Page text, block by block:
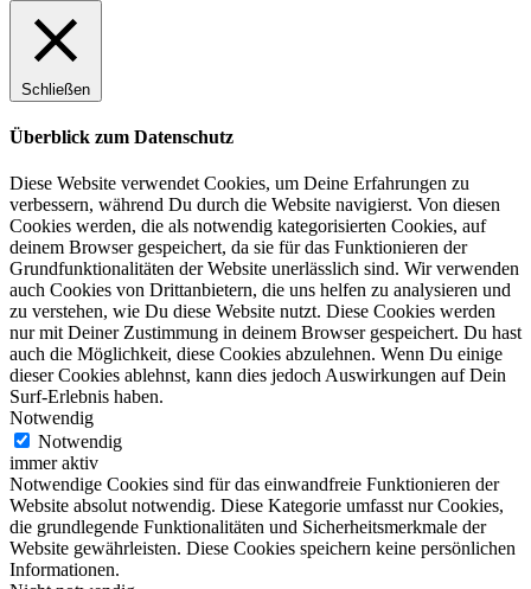
Schließen
Überblick zum Datenschutz
Diese Website verwendet Cookies, um Deine Erfahrungen zu
verbessern, während Du durch die Website navigierst. Von diesen
Cookies werden, die als notwendig kategorisierten Cookies, auf
deinem Browser gespeichert, da sie für das Funktionieren der
Grundfunktionalitäten der Website unerlässlich sind. Wir verwenden
auch Cookies von Drittanbietern, die uns helfen zu analysieren und
zu verstehen, wie Du diese Website nutzt. Diese Cookies werden
nur mit Deiner Zustimmung in deinem Browser gespeichert. Du hast
auch die Möglichkeit, diese Cookies abzulehnen. Wenn Du einige
dieser Cookies ablehnst, kann dies jedoch Auswirkungen auf Dein
Surf-Erlebnis haben.
Notwendig
Notwendig
immer aktiv
Notwendige Cookies sind für das einwandfreie Funktionieren der
Website absolut notwendig. Diese Kategorie umfasst nur Cookies,
die grundlegende Funktionalitäten und Sicherheitsmerkmale der
Website gewährleisten. Diese Cookies speichern keine persönlichen
Informationen.